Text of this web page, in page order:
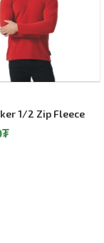
1/2 Zip Fleece
₮